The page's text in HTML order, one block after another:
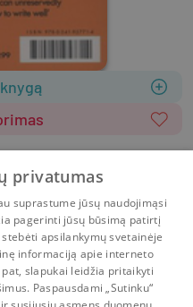
Negrožinė literatūra
privatumas
suprastume jūsų naudojimąsi
pagerinti jūsų būsimą patirtį
apsilankymų svetainėje
informaciją apie interneto
slapukai leidžia pritaikyti
Paspausdami „Sutinku“